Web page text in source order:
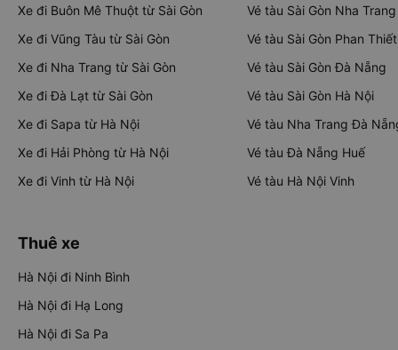
Xe đi Buôn Mê Thuột từ Sài Gòn
Xe đi Vũng Tàu từ Sài Gòn
Xe đi Nha Trang từ Sài Gòn
Xe đi Đà Lạt từ Sài Gòn
Xe đi Sapa từ Hà Nội
Xe đi Hải Phòng từ Hà Nội
Xe đi Vinh từ Hà Nội
Vé tàu Sài Gòn Nha Trang
Vé tàu Sài Gòn Phan Thiết
Vé tàu Sài Gòn Đà Nẵng
Vé tàu Sài Gòn Hà Nội
Vé tàu Nha Trang Đà
Vé tàu Đà Nẵng Huế
Vé tàu Hà Nội Vinh
Thuê xe
Hà Nội đi Ninh Bình
Hà Nội đi Hạ Long
Hà Nội đi Sa Pa